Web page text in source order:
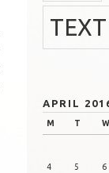
TEXT
APRIL
M T W
4 5 6